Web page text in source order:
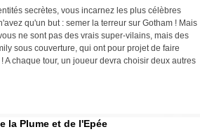
secrètes, vous incarnez les plus célèbres
qu'un but : semer la terreur sur Gotham ! Mais
ne sont pas des vrais super-vilains, mais des
sous couverture, qui ont pour projet de faire
A chaque tour, un joueur devra choisir deux autres
la Plume et de l'Epée